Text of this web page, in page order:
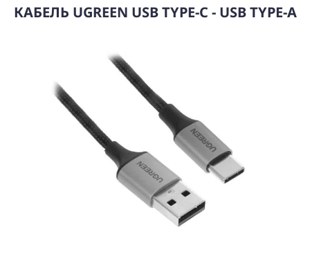
СПЕЦЭФФЕКТЫ
ОБОРУДОВАНИЕ
(CMM) СВЯЗЬ И
КАБЕЛЬ UGREEN USB TYPE-C - USB TYPE-A